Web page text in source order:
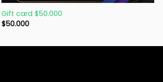
Gift card $50.000
$50.000